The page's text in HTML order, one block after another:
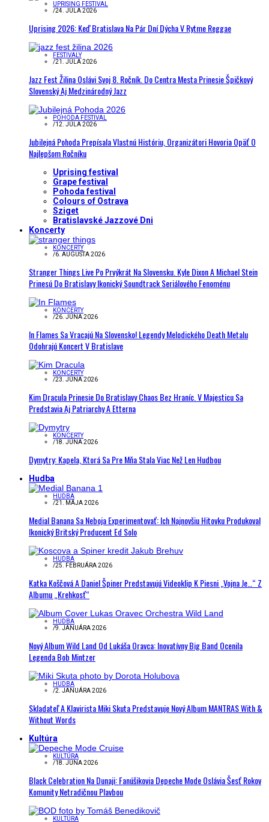
UPRISING FESTIVAL
/24. JÚLA 2026
Uprising 2026: Keď Bratislava Na Pár Dní Dýcha V Rytme Reggae
FESTIVALY
/21. JÚLA 2026
Jazz Fest Žilina Oslávi Svoj 8. Ročník. Do Centra Mesta Prinesie Špičkový
Slovenský Aj Medzinárodný Jazz
POHODA FESTIVAL
/12. JÚLA 2026
Jubilejná Pohoda Prepísala Vlastnú Históriu, Organizátori Hovoria Opäť O
Najlepšom Ročníku
Uprising festival
Grape festival
Pohoda festival
Colours of Ostrava
Sziget
Bratislavské Jazzové Dni
Koncerty
KONCERTY
/6. AUGUSTA 2026
Stranger Things Live Po Prvýkrát Na Slovensku. Kyle Dixon A Michael Stein
Prinesú Do Bratislavy Ikonický Soundtrack Seriálového Fenoménu
KONCERTY
/26. JÚNA 2026
In Flames Sa Vracajú Na Slovensko! Legendy Melodického Death Metalu
Odohrajú Koncert V Bratislave
KONCERTY
/23. JÚNA 2026
Kim Dracula Prinesie Do Bratislavy Chaos Bez Hraníc. V Majesticu Sa
Predstavia Aj Patriarchy A Etterna
KONCERTY
/18. JÚNA 2026
Dymytry: Kapela, Ktorá Sa Pre Mňa Stala Viac Než Len Hudbou
Hudba
HUDBA
/21. MÁJA 2026
Medial Banana Sa Neboja Experimentovať: Ich Najnovšiu Hitovku Produkoval
Ikonický Britský Producent Ed Solo
HUDBA
/25. FEBRUÁRA 2026
Katka Koščová A Daniel Špiner Predstavujú Videoklip K Piesni „Vojna Je…“ Z
Albumu „Krehkosť“
HUDBA
/9. JANUÁRA 2026
Nový Album Wild Land Od Lukáša Oravca: Inovatívny Big Band Ocenila
Legenda Bob Mintzer
HUDBA
/2. JANUÁRA 2026
Skladateľ A Klavirista Miki Skuta Predstavuje Nový Album MANTRAS With &
Without Words
Kultúra
KULTÚRA
/18. JÚNA 2026
Black Celebration Na Dunaji: Fanúšikovia Depeche Mode Oslávia Šesť Rokov
Komunity Netradičnou Plavbou
KULTÚRA